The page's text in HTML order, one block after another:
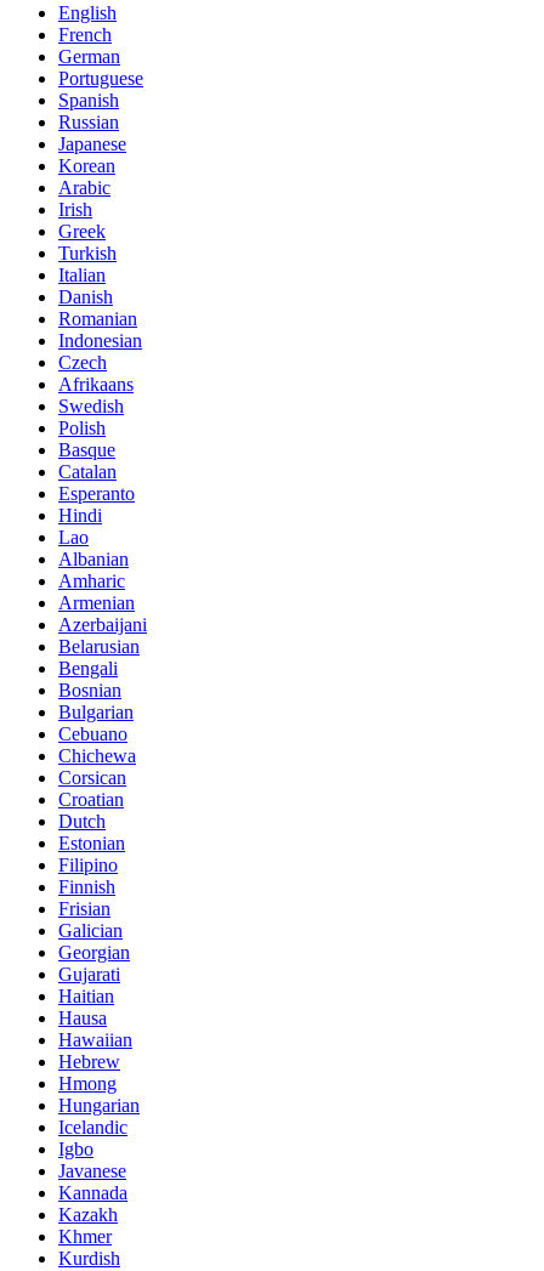
English
French
German
Portuguese
Spanish
Russian
Japanese
Korean
Arabic
Irish
Greek
Turkish
Italian
Danish
Romanian
Indonesian
Czech
Afrikaans
Swedish
Polish
Basque
Catalan
Esperanto
Hindi
Lao
Albanian
Amharic
Armenian
Azerbaijani
Belarusian
Bengali
Bosnian
Bulgarian
Cebuano
Chichewa
Corsican
Croatian
Dutch
Estonian
Filipino
Finnish
Frisian
Galician
Georgian
Gujarati
Haitian
Hausa
Hawaiian
Hebrew
Hmong
Hungarian
Icelandic
Igbo
Javanese
Kannada
Kazakh
Khmer
Kurdish